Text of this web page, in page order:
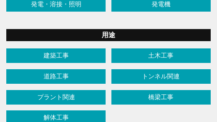
発電・溶接・照明 発電機
用途
建築工事 土木工事
道路工事 トンネル関連
プラント関連 橋梁工事
解体工事